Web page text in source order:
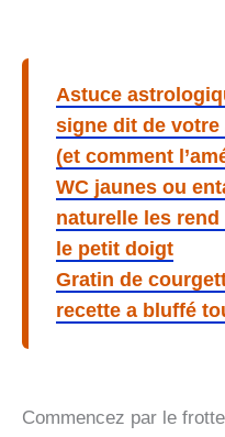
Astuce
signe dit de votre
(et comment
WC jaunes ou
naturelle les
le petit doigt
Gratin de
recette a bluffé
Commencez par le